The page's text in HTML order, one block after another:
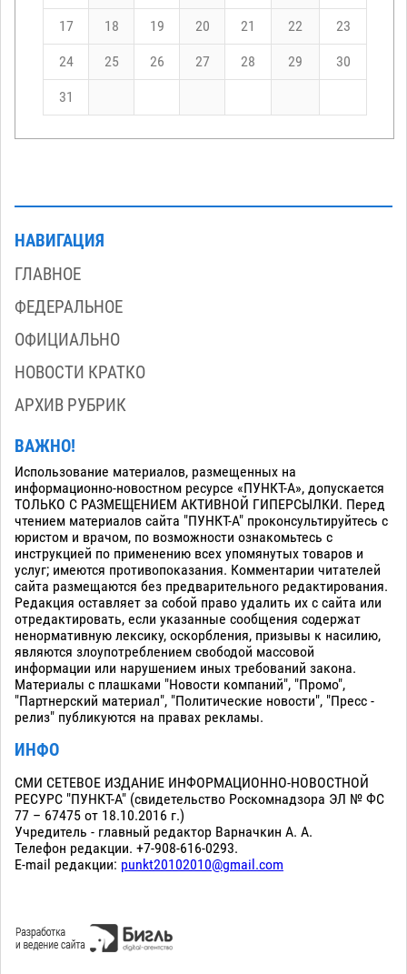
17 18 19 20 21 22 23
24 25 26 27 28 29 30
31
НАВИГАЦИЯ
ГЛАВНОЕ
ФЕДЕРАЛЬНОЕ
ОФИЦИАЛЬНО
НОВОСТИ КРАТКО
АРХИВ РУБРИК
ВАЖНО!
Использование материалов, размещенных на
информационно-новостном ресурсе «ПУНКТ-А», допускается
ТОЛЬКО С РАЗМЕЩЕНИЕМ АКТИВНОЙ ГИПЕРСЫЛКИ. Перед
чтением материалов сайта "ПУНКТ-А" проконсультируйтесь с
юристом и врачом, по возможности ознакомьтесь с
инструкцией по применению всех упомянутых товаров и
услуг; имеются противопоказания. Комментарии читателей
сайта размещаются без предварительного редактирования.
Редакция оставляет за собой право удалить их с сайта или
отредактировать, если указанные сообщения содержат
ненормативную лексику, оскорбления, призывы к насилию,
являются злоупотреблением свободой массовой
информации или нарушением иных требований закона.
Материалы с плашками "Новости компаний", "Промо",
"Партнерский материал", "Политические новости", "Пресс -
релиз" публикуются на правах рекламы.
ИНФО
СМИ СЕТЕВОЕ ИЗДАНИЕ ИНФОРМАЦИОННО-НОВОСТНОЙ
РЕСУРС "ПУНКТ-А" (свидетельство Роскомнадзора ЭЛ № ФС
77 – 67475 от 18.10.2016 г.)
Учредитель - главный редактор Варначкин А. А.
Телефон редакции. +7-908-616-0293.
E-mail редакции: punkt20102010@gmail.com